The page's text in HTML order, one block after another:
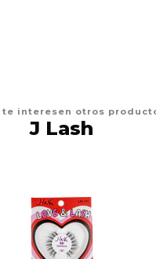
te interesen otros
J Lash